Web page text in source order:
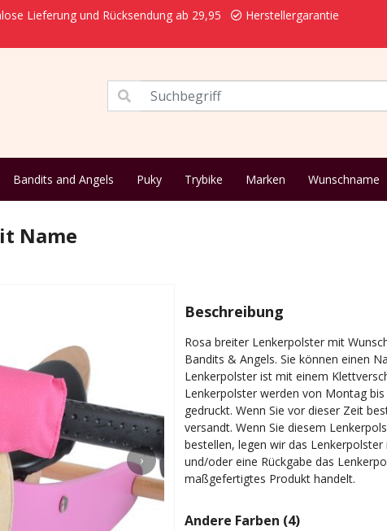
Lieferung und Rücksendung ab 29,95
Herstellergarantie
Bandits and Angels Puky Trybike Marken Wunschname
Name
›
Beschreibung
Rosa breiter Lenkerpolster mit
Bandits & Angels. Sie können einen
Lenkerpolster ist mit einem
Lenkerpolster werden von Montag
gedruckt. Wenn Sie vor dieser Zeit
versandt. Wenn Sie diesem
bestellen, legen wir das
und/oder eine Rückgabe das
maßgefertigtes Produkt handelt.
Andere Farben (4)